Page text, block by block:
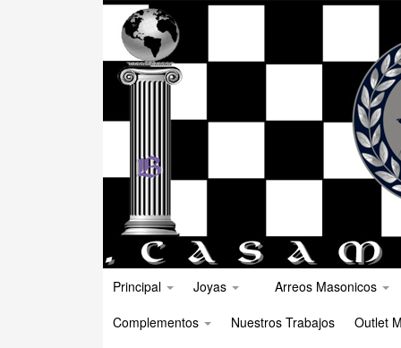
Principal Joyas
Arreos Masonicos
Complementos
Nuestros Trabajos Outlet